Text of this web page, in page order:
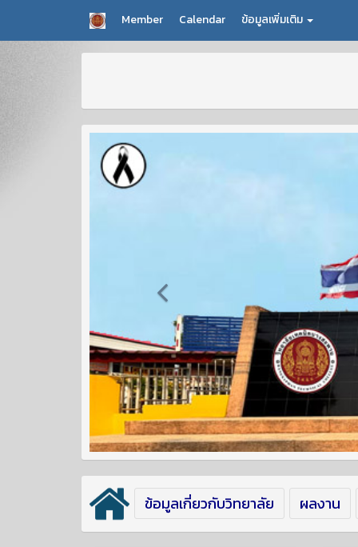
Member Calendar ข้อมูลเพิ่มเติม
ข้อมูลเกี่ยวกับวิทยาลัย ผลงาน